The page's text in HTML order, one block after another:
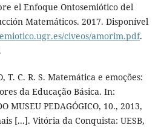
el Enfoque Ontosemiótico del
Matemáticos. 2017. Disponível
civeos/amorim.pdf.
T. C. R. S. Matemática e emoções:
da Educação Básica. In:
MUSEU PEDAGÓGICO, 10., 2013,
[...]. Vitória da Conquista: UESB,